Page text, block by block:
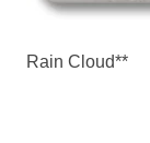
Rain Cloud**